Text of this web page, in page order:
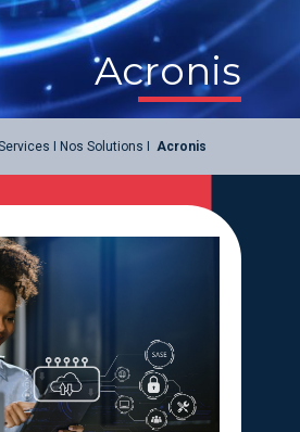
Acronis
I Nos Solutions I Acronis